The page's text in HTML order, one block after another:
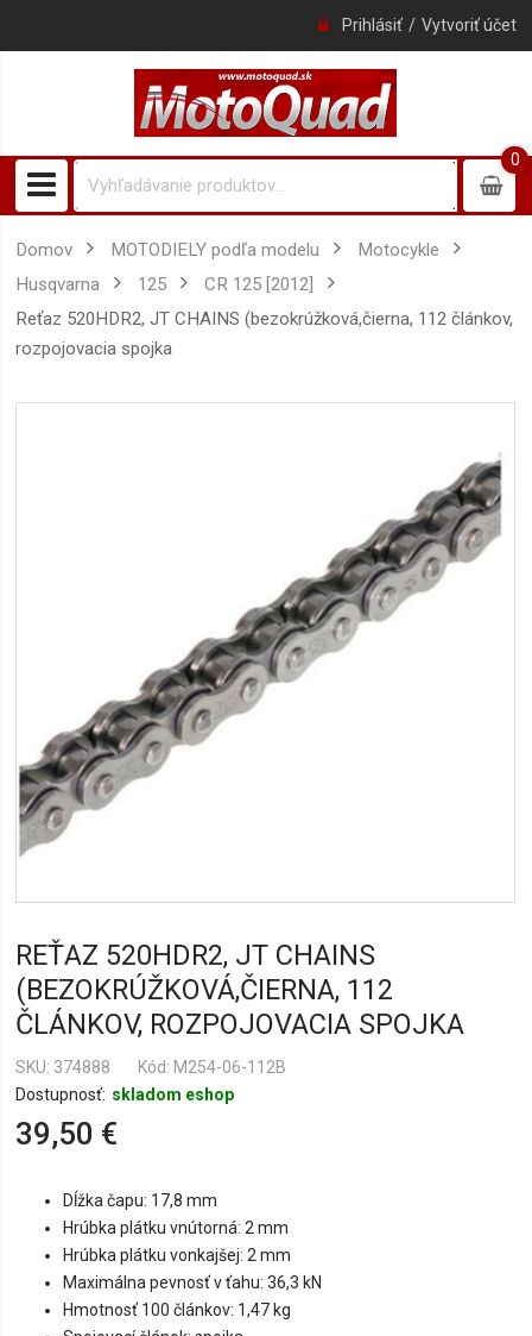
Prihlásiť Vytvoriť účet
0
0item
Domov MOTODIELY podľa modelu
Motocykle
Husqvarna
125
CR 125 [2012]
reťaz 520HDR2, JT CHAINS (bezokrúžková,čierna, 112 článkov,
rozpojovacia spojka
REŤAZ 520HDR2, JT CHAINS
(BEZOKRÚŽKOVÁ,ČIERNA, 112
ČLÁNKOV, ROZPOJOVACIA SPOJKA
Dostupnosť: skladom eshop
SKU 374888 Kód: M254-06-112B
39,50 €
Dĺžka čapu: 17,8 mm
Hrúbka plátku vnútorná: 2 mm
Hrúbka plátku vonkajšej: 2 mm
Maximálna pevnosť v ťahu: 36,3 kN
Hmotnosť 100 článkov: 1,47 kg